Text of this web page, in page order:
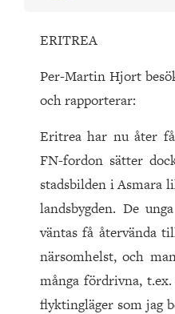
ERITREA
Per-Martin Hjort
och rapporterar:
Eritrea har nu åter
FN-fordon sätter
stadsbilden i Asmara
landsbygden. De
väntas få återvända
närsomhelst, och
många fördrivna,
flyktingläger som jag